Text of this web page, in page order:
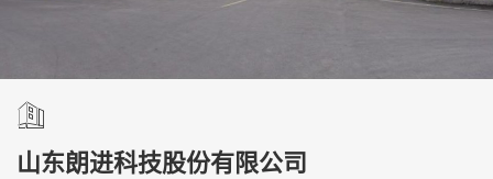
山东朗进科技股份有限公司